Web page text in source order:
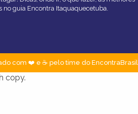
guia Encontra Itaquaquecetuba.
com ❤️ e ☕ pelo time do EncontraBrasil
copy.